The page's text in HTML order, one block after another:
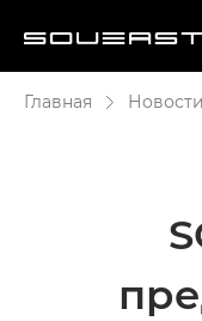
Главная Новости